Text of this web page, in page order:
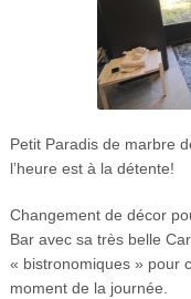
Petit Paradis de marbre
l’heure est à la détente!
Changement de décor
Bar avec sa très belle
« bistronomiques » pour
moment de la journée.